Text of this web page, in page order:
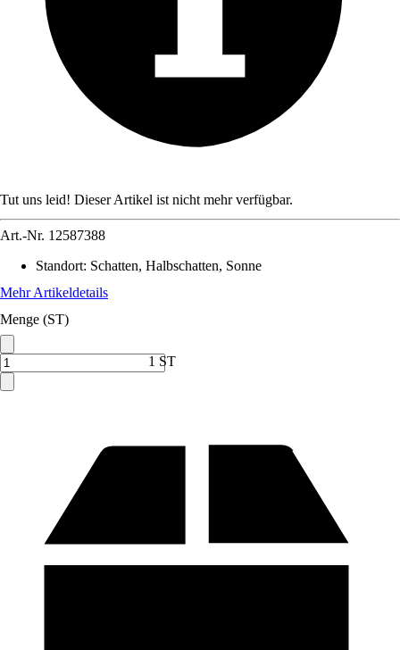
Tut uns leid! Dieser Artikel ist nicht mehr verfügbar.
Art.-Nr. 12587388
Standort: Schatten, Halbschatten, Sonne
Mehr Artikeldetails
Menge (ST)
1 ST